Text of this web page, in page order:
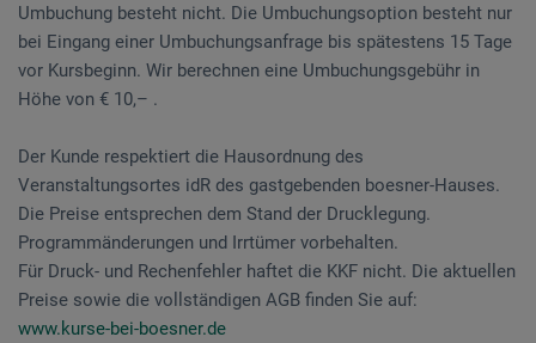
Umbuchung besteht nicht. Die Umbuchungsoption besteht nur
bei Eingang einer Umbuchungsanfrage bis spätestens 15 Tage
vor Kursbeginn. Wir berechnen eine Umbuchungsgebühr in
Höhe von € 10,– .
Der Kunde respektiert die Hausordnung des
Veranstaltungsortes idR des gastgebenden boesner-Hauses.
Die Preise entsprechen dem Stand der Drucklegung.
Programmänderungen und Irrtümer vorbehalten.
Für Druck- und Rechenfehler haftet die KKF nicht. Die aktuellen
Preise sowie die vollständigen AGB finden Sie auf:
www.kurse-bei-boesner.de